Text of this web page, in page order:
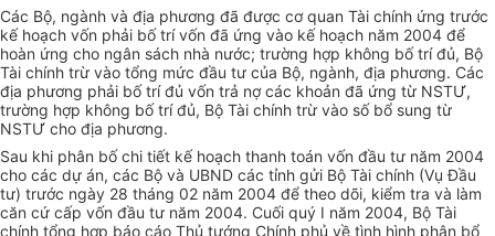
Các Bộ, ngành và địa phương đã được cơ quan Tài chính ứng trước
kế hoạch vốn phải bố trí vốn đã ứng vào kế hoạch năm 2004 để
hoàn ứng cho ngân sách nhà nước; trường hợp không bố trí đủ, Bộ
Tài chính trừ vào tổng mức đầu tư của Bộ, ngành, địa phương. Các
địa phương phải bố trí đủ vốn trả nợ các khoản đã ứng từ NSTƯ,
trường hợp không bố trí đủ, Bộ Tài chính trừ vào số bổ sung từ
NSTƯ cho địa phương.
Sau khi phân bố chi tiết kế hoạch thanh toán vốn đầu tư năm 2004
cho các dự án, các Bộ và UBND các tỉnh gửi Bộ Tài chính (Vụ Đầu
tư) trước ngày 28 tháng 02 năm 2004 để theo dõi, kiểm tra và làm
căn cứ cấp vốn đầu tư năm 2004. Cuối quý I năm 2004, Bộ Tài
chính tổng hợp báo cáo Thủ tướng Chính phủ về tình hình phân bổ